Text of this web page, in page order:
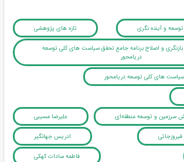
و آینده نگری تازه های پژوهشی
و اصلاح برنامه جامع تحقق سیاست های کلی توسعه
دریامحور
های کلی توسعه دریامحور
سرزمین و توسعه منطقه‌ای علیرضا مسیبی
ادریس جهانگیر
فاطمه سادات کهکی